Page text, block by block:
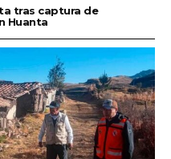
tras captura de
Huanta